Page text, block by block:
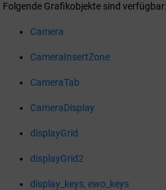
Folgende Grafikobjekte sind verfügbar:
Camera
CameraInsertZone
CameraTab
CameraDisplay
displayGrid
displayGrid2
display_keys, ewo_keys